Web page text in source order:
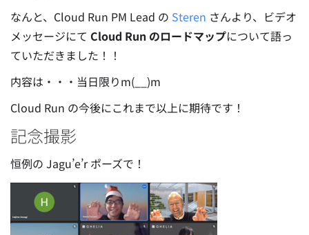
なんと、Cloud Run PM Lead の Steren さんより、ビデオ
メッセージにて Cloud Run のロードマップについて語っ
ていただきました！！
内容は・・・当日限りm(__)m
Cloud Run の今後にこれまで以上に期待です！
記念撮影
恒例の Jagu’e’r ポーズで！